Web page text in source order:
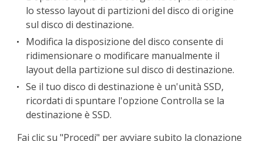
lo stesso layout di partizioni del disco di origine
sul disco di destinazione.
Modifica la disposizione del disco consente di
ridimensionare o modificare manualmente il
layout della partizione sul disco di destinazione.
Se il tuo disco di destinazione è un'unità SSD,
ricordati di spuntare l'opzione Controlla se la
destinazione è SSD.
Fai clic su "Procedi" per avviare subito la clonazione